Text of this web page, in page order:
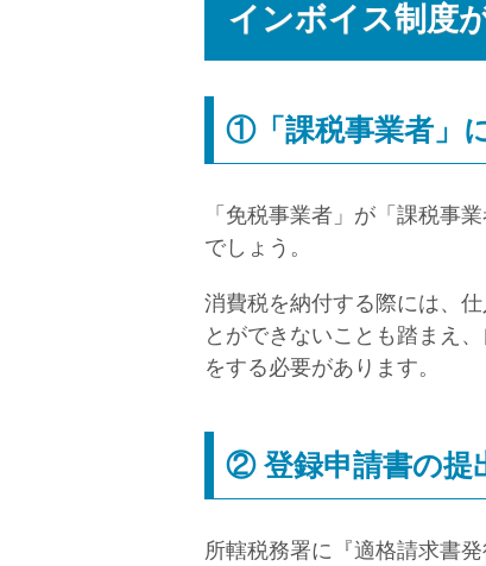
インボイス制度
①「課税事業者」
「免税事業者」が「課税事
でしょう。
消費税を納付する際には、
とができないことも踏まえ
をする必要があります。
② 登録申請書の提
所轄税務署に『適格請求書